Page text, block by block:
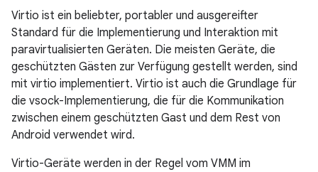
Virtio ist ein beliebter, portabler und ausgereifter
Standard für die Implementierung und Interaktion mit
paravirtualisierten Geräten. Die meisten Geräte, die
geschützten Gästen zur Verfügung gestellt werden, sind
mit virtio implementiert. Virtio ist auch die Grundlage für
die vsock-Implementierung, die für die Kommunikation
zwischen einem geschützten Gast und dem Rest von
Android verwendet wird.
Virtio-Geräte werden in der Regel vom VMM im